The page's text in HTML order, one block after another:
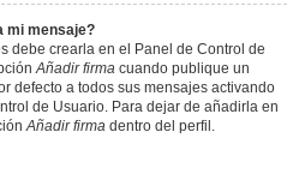
mi mensaje?
debe crearla en el Panel de Control de
Añadir firma cuando publique un
defecto a todos sus mensajes activando
de Usuario. Para dejar de añadirla en
Añadir firma dentro del perfil.